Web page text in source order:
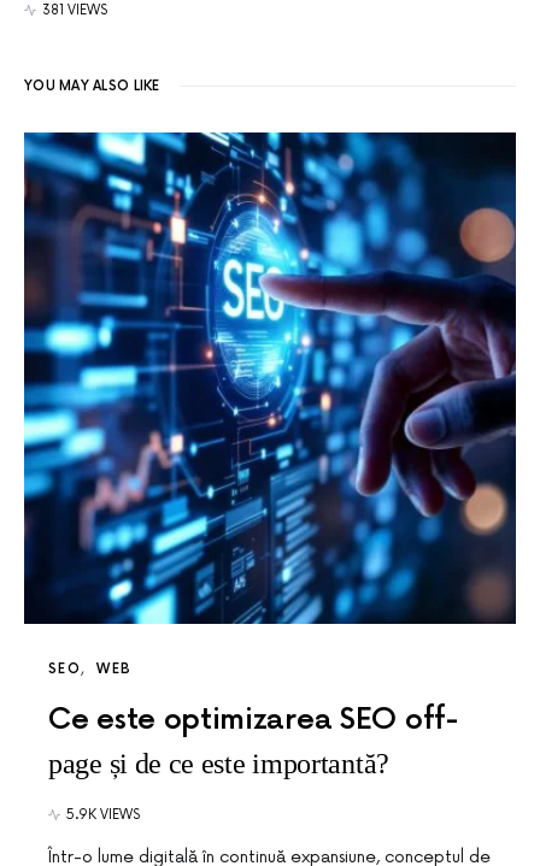
381 VIEWS
YOU MAY ALSO LIKE
SEO WEB
Ce este optimizarea SEO off-
page și de ce este importantă?
5.9K VIEWS
Într-o lume digitală în continuă expansiune, conceptul de